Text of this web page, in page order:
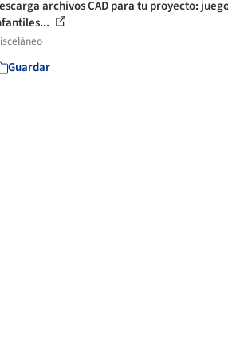
archivos CAD para tu proyecto:
Guardar